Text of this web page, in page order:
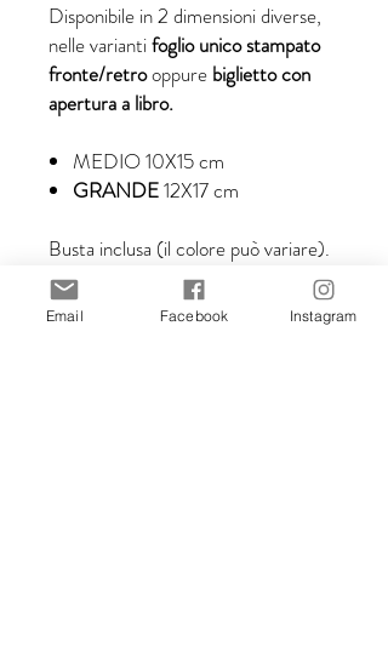
Disponibile in 2 dimensioni diverse,
nelle variantifoglio unico stampato
fronte/retrooppure biglietto con
apertura a libro.
MEDIO10X15 cm
GRANDE12X17 cm
Busta inclusa (il colore può variare).
------------------------------
------------------------------
Email Facebook Instagram